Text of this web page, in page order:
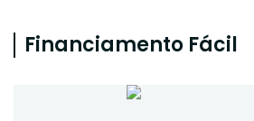
Financiamento Fácil